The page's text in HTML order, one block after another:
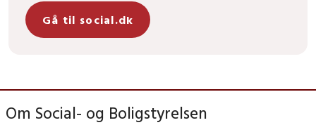
Gå til social.dk
Om Social- og Boligstyrelsen